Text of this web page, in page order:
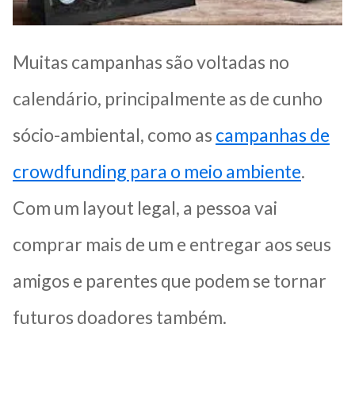
Muitas campanhas são voltadas no
calendário, principalmente as de cunho
sócio-ambiental, como as campanhas de
crowdfunding para o meio ambiente.
Com um layout legal, a pessoa vai
comprar mais de um e entregar aos seus
amigos e parentes que podem se tornar
futuros doadores também.